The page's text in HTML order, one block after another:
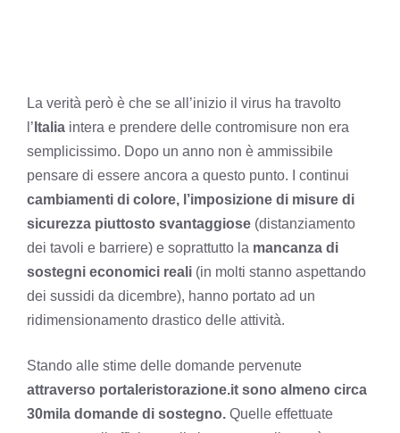
La verità però è che se all’inizio il virus ha travolto
l’ Italia intera e prendere delle contromisure non era
semplicissimo. Dopo un anno non è ammissibile
pensare di essere ancora a questo punto. I continui
cambiamenti di colore, l’imposizione di misure di
sicurezza piuttosto svantaggiose (distanziamento
dei tavoli e barriere) e soprattutto la mancanza di
sostegni economici reali (in molti stanno aspettando
dei sussidi da dicembre), hanno portato ad un
ridimensionamento drastico delle attività.
Stando alle stime delle domande pervenute
attraverso portaleristorazione.it sono almeno circa
30mila domande di sostegno. Quelle effettuate